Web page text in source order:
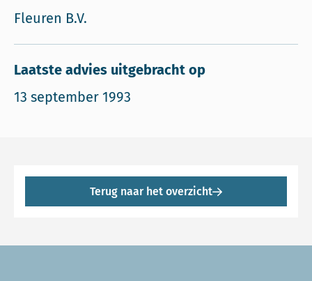
Fleuren B.V.
Laatste advies uitgebracht op
13 september 1993
Terug naar het overzicht